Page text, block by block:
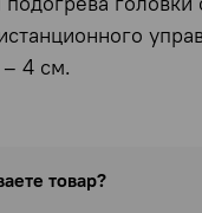
4 см.
товар?